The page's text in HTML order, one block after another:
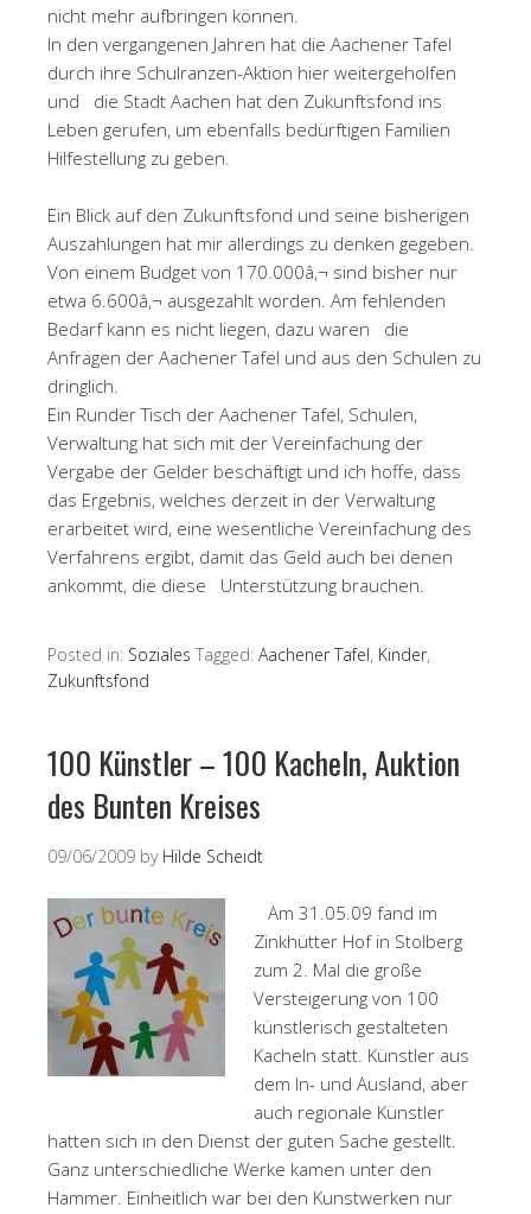
nicht mehr aufbringen können.
In den vergangenen Jahren hat die Aachener Tafel
durch ihre Schulranzen-Aktion hier weitergeholfen
und die Stadt Aachen hat den Zukunftsfond ins
Leben gerufen, um ebenfalls bedürftigen Familien
Hilfestellung zu geben.
Ein Blick auf den Zukunftsfond und seine bisherigen
Auszahlungen hat mir allerdings zu denken gegeben.
Von einem Budget von 170.000â‚¬ sind bisher nur
etwa 6.600â‚¬ ausgezahlt worden. Am fehlenden
Bedarf kann es nicht liegen, dazu waren die
Anfragen der Aachener Tafel und aus den Schulen zu
dringlich.
Ein Runder Tisch der Aachener Tafel, Schulen,
Verwaltung hat sich mit der Vereinfachung der
Vergabe der Gelder beschäftigt und ich hoffe, dass
das Ergebnis, welches derzeit in der Verwaltung
erarbeitet wird, eine wesentliche Vereinfachung des
Verfahrens ergibt, damit das Geld auch bei denen
ankommt, die diese Unterstützung brauchen.
Posted in: Soziales Tagged: Aachener Tafel, Kinder,
Zukunftsfond
100 Künstler – 100 Kacheln, Auktion
des Bunten Kreises
09/06/2009 by Hilde Scheidt
Am 31.05.09 fand im
Zinkhütter Hof in Stolberg
zum 2. Mal die große
Versteigerung von 100
künstlerisch gestalteten
Kacheln statt. Künstler aus
dem In- und Ausland, aber
auch regionale Künstler
hatten sich in den Dienst der guten Sache gestellt.
Ganz unterschiedliche Werke kamen unter den
Hammer. Einheitlich war bei den Kunstwerken nur